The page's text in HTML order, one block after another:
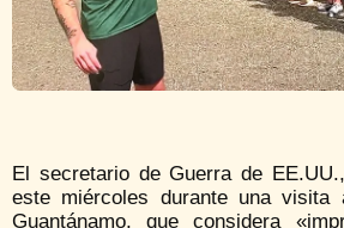
El secretario de Guerra de
este miércoles durante una
Guantánamo, que considera